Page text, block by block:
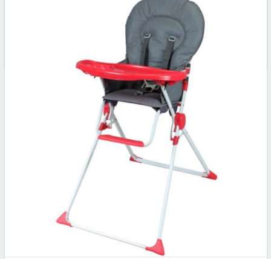
tâche primordiale. Dès la naissance du petit, les